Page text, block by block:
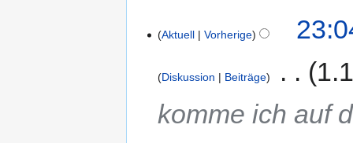
Aktuell Vorherige
Diskussion Beiträge
komme ich auf